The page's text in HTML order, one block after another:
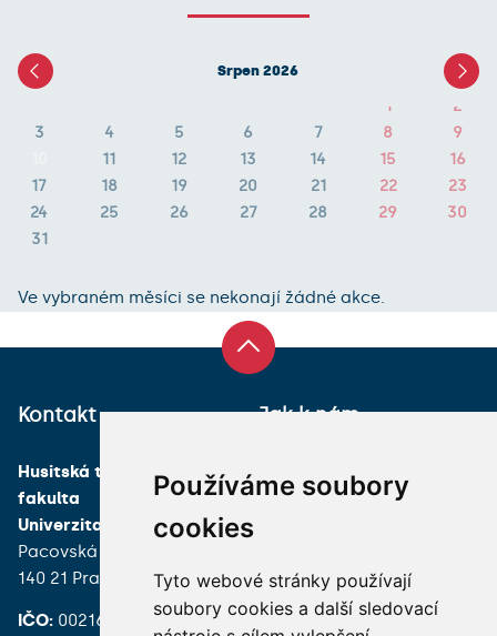
Používáme soubory
cookies
Tyto webové stránky používají
soubory cookies a další sledovací
Srpen 2026
1
2
3
4 5 6 7 8
9
11 12 13 14 15
16
17
18 19 20 21 22
23
24
25 26 27 28 29
30
31
Ve vybraném měsíci se nekonají žádné akce.
Kontakt
Husitská teologická
fakulta
Univerzita Karlova
Pacovská 350/4
140 21 Praha 4
IČO: 00216208
Jak k nám